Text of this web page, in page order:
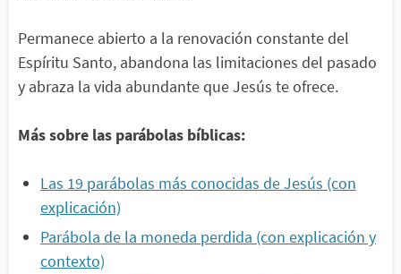
Permanece abierto a la renovación constante del
Espíritu Santo, abandona las limitaciones del pasado
y abraza la vida abundante que Jesús te ofrece.
Más sobre las parábolas bíblicas:
Las 19 parábolas más conocidas de Jesús (con
explicación)
Parábola de la moneda perdida (con explicación y
contexto)